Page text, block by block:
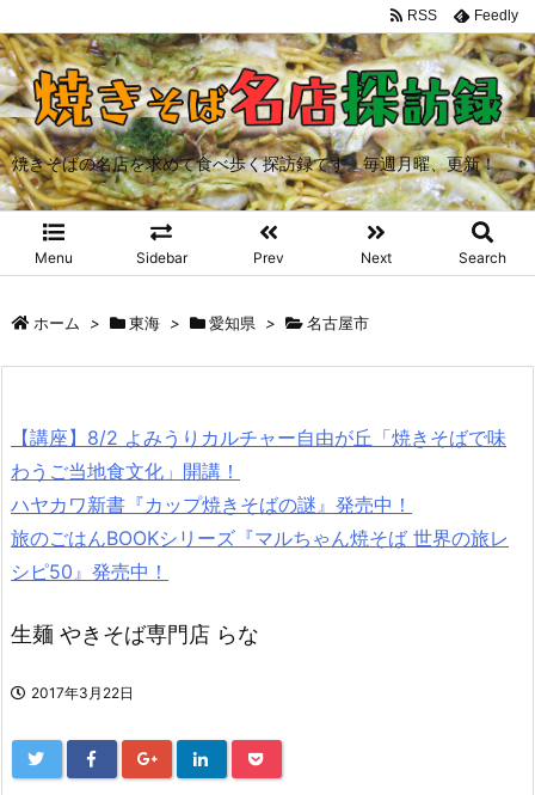
焼きそばの名店を求めて食べ歩く探訪録です。毎週月曜、更新！
Menu Sidebar Prev Next Search
RSS Feedly
ホーム > 東海 > 愛知県 > 名古屋市
【講座】8/2 よみうりカルチャー自由が丘「焼きそばで味
わうご当地食文化」開講！
ハヤカワ新書『カップ焼きそばの謎』発売中！
旅のごはんBOOKシリーズ『マルちゃん焼そば 世界の旅レ
シピ50』発売中！
生麺 やきそば専門店 らな
2017年3月22日